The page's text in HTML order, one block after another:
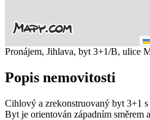
Pronájem, Jihlava, byt 3+1/B, ulice
Popis nemovitosti
Cihlový a zrekonstruovaný byt 3+1
Byt je orientován západním